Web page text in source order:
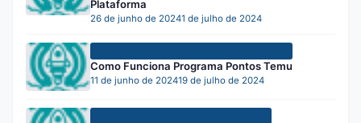
Plataforma
26 de junho de 20241 de julho de 2024
Como Funciona Programa Pontos Temu
11 de junho de 202419 de julho de 2024